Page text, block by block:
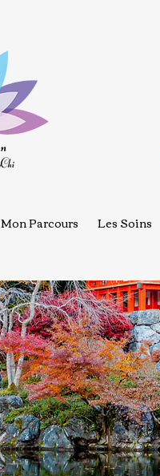
Mon Parcours Les Soins